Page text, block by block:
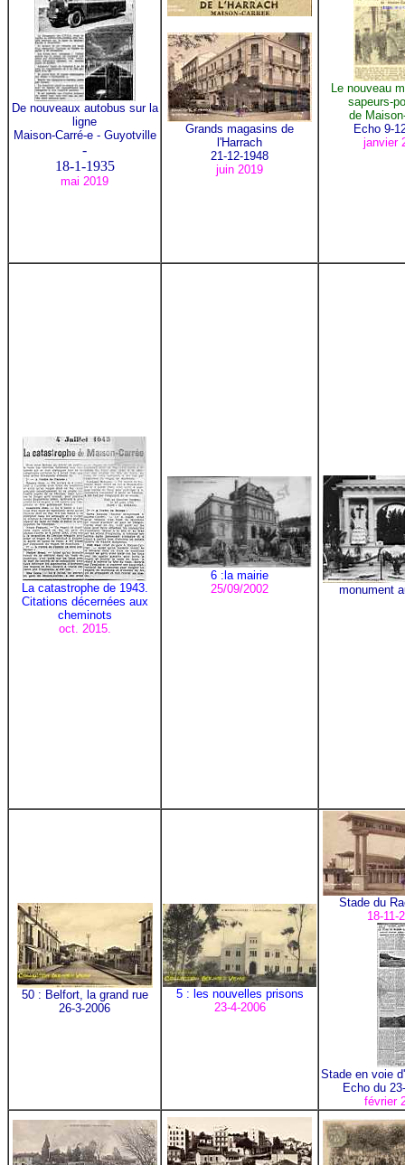
De nouveaux autobus sur la
ligne
Maison-Carré-e - Guyotville
-
18-1-1935
mai 2019
Grands magasins de
l'Harrach
21-12-1948
juin 2019
Le nouveau
sapeurs-
de
Echo 9-
janvier
La catastrophe de 1943.
Citations décernées aux
cheminots
oct. 2015.
6 :la mairie
25/09/2002
monument
50 : Belfort, la grand rue
26-3-2006
5 : les nouvelles prisons
23-4-2006
Stade du
18-11-
Stade en voie
Echo du
février